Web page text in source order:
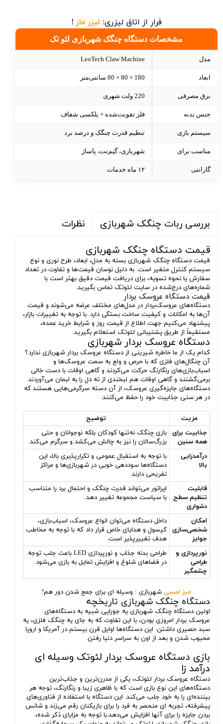
فرار از اتاق لیزری: لیزر ماز !
مشخصات دستگاه چنگک شهربازی لئو تک
مدل LeoTech Claw Machine
ابعاد 180 × 80 × 80 سانتی‌متر
برق مصرفی 220 ولت شهری
جنس بدنه فلز تقویت‌شده + پلکسی شفاف
سیستم بازی تنظیم قدرت چنگک و درصد برد
مناسب برای شهربازی، گیم‌نت، پاساژ
گارانتی ۱۲ ماه خدمات
بررسی ربات چنگک شهربازی نظرات
قیمت دستگاه چنگک شهربازی
قیمت دستگاه چنگک شهربازی بسته به مدل، ابعاد، طرح نوری و نوع
سیستم کنترل متغیر است. به دلیل نوسان قیمت‌ها و تفاوت در تعداد
سفارش یا نحوه تسویه، برای دریافت قیمت دقیق بهتر است با
شماره‌های درج‌شده در سایت لئوتک تماس بگیرید.
قیمت دستگاه عروسک بردار
دستگاه‌های عروسک‌بردار در مدل‌های مختلف عرضه می‌شوند و قیمت
آن‌ها به امکانات و کیفیت ساخت بستگی دارد. با توجه به تغییرات بازار،
پیشنهاد می‌کنیم جهت اطلاع از قیمت روز و شرایط خرید عمده،
مستقیماً از طریق پشتیبانی لئوتک استعلام بگیرید.
دستگاه عروسک بردار شهربازی
کدام یک از ما خاطره شیرینی از دستگاه عروسک بردار شهربازی ندارد؟
آن چنگال‌های فلزی که با حرص و ولع به سمت عروسک‌ها و
اسباب‌بازی‌های رنگارنگ حرکت می‌کردند و گاهی اوقات با دست خالی
برمی‌گشتند و گاهی اوقات هم لبخندی از ته دل را به لبمان می‌آوردند.
دستگاه‌های جایزه‌گیری عروسک، از آن دسته سرگرمی‌هایی هستند که
در هر سنی جذابیت خود را حفظ می‌کنند.
مزیت
توضیح
جذابیت برای
همه سنین
بازی چنگک نه‌تنها کودکان بلکه نوجوانان و حتی
بزرگ‌سالان را نیز به چالش می‌کشد و سرگرم می‌کند.
درآمدزایی
بالا
با توجه به استقبال عمومی و تکرارپذیری بالا، این
دستگاه‌ها سوددهی خوبی در شهربازی‌ها و مراکز
تفریحی دارند.
قابلیت
تنظیم سطح
دشواری
اپراتور می‌تواند قدرت چنگک و احتمال برد را متناسب
با سیاست مجموعه تغییر دهد.
امکان
شخصی‌سازی
جوایز
داخل دستگاه می‌توان انواع عروسک، اسباب‌بازی،
کپسول و هدایای خاص قرار داد که با توجه به مخاطب
هدف تغییرپذیر است.
نورپردازی و
طراحی
چشمگیر
طراحی بدنه جذاب و نورپردازی LED باعث جلب توجه
در فضاهای شلوغ و افزایش تمایل به بازی می‌شود.
میز لمسی شهربازی : وسیله ای برای جمع شدن دور هم!
دستگاه چنگک شهربازی تاریخچه
اولین دستگاه چنگک شهربازی یه جورایی شبیه به دستگاه‌های
عروسک بردار امروزی بودن، با این تفاوت که به جای یه چنگک فلزی، یه
سبد حصیری داشتن. این دستگاه‌ها اوایل قرن بیستم در آمریکا و اروپا
محبوب شدن و بعد از اون به سراسر دنیا رفتن.
بازی دستگاه عروسک بردار لئوتک وسیله ای
درآمد زا
دستگاه عروسک بردار لئوتک، یکی از مدرن‌ترین و جذاب‌ترین
دستگاه‌های این نوع بازی است که با ظاهری زیبا و رنگارنگ، توجه هر
بیننده‌ای را به خود جلب می‌کند. این دستگاه با استفاده از فناوری‌های
پیشرفته، تجربه ای منحصر به فرد را برای بازیکنان رقم می‌زند و شانس
بردن جایزه را برای آنها افزایش می‌دهد.با توجه به مزایای ذکر شده،